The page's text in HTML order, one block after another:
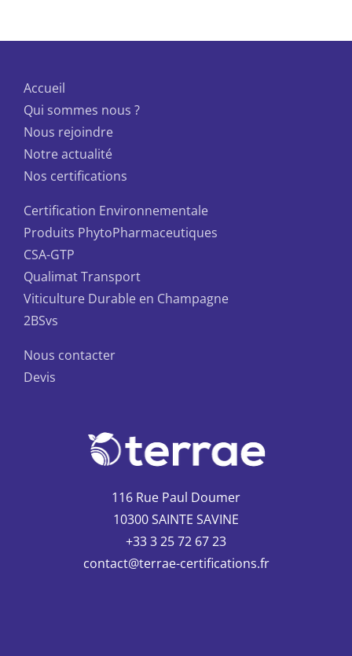
Accueil
Qui sommes nous ?
Nous rejoindre
Notre actualité
Nos certifications
Certification Environnementale
Produits PhytoPharmaceutiques
CSA-GTP
Qualimat Transport
Viticulture Durable en Champagne
2BSvs
Nous contacter
Devis
116 Rue Paul Doumer
10300 SAINTE SAVINE
+33 3 25 72 67 23
contact@terrae-certifications.fr